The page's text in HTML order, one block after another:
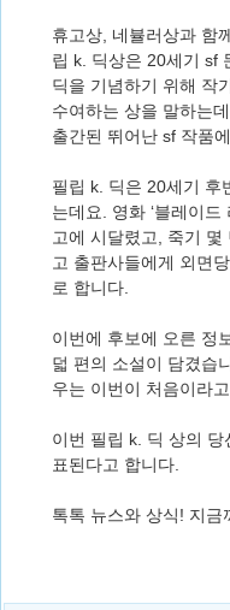
휴고상, 네뷸러상과 함
립 k. 딕상은 20세기 sf
딕을 기념하기 위해 작
수여하는 상을 말하는
출간된 뛰어난 sf 작품
필립 k. 딕은 20세기 후
는데요. 영화 ‘블레이드
고에 시달렸고, 죽기
고 출판사들에게 외면
로 합니다.
이번에 후보에 오른 정
덟 편의 소설이 담겼습
우는 이번이 처음이라
이번 필립 k. 딕 상의
표된다고 합니다.
톡톡 뉴스와 상식! 지금